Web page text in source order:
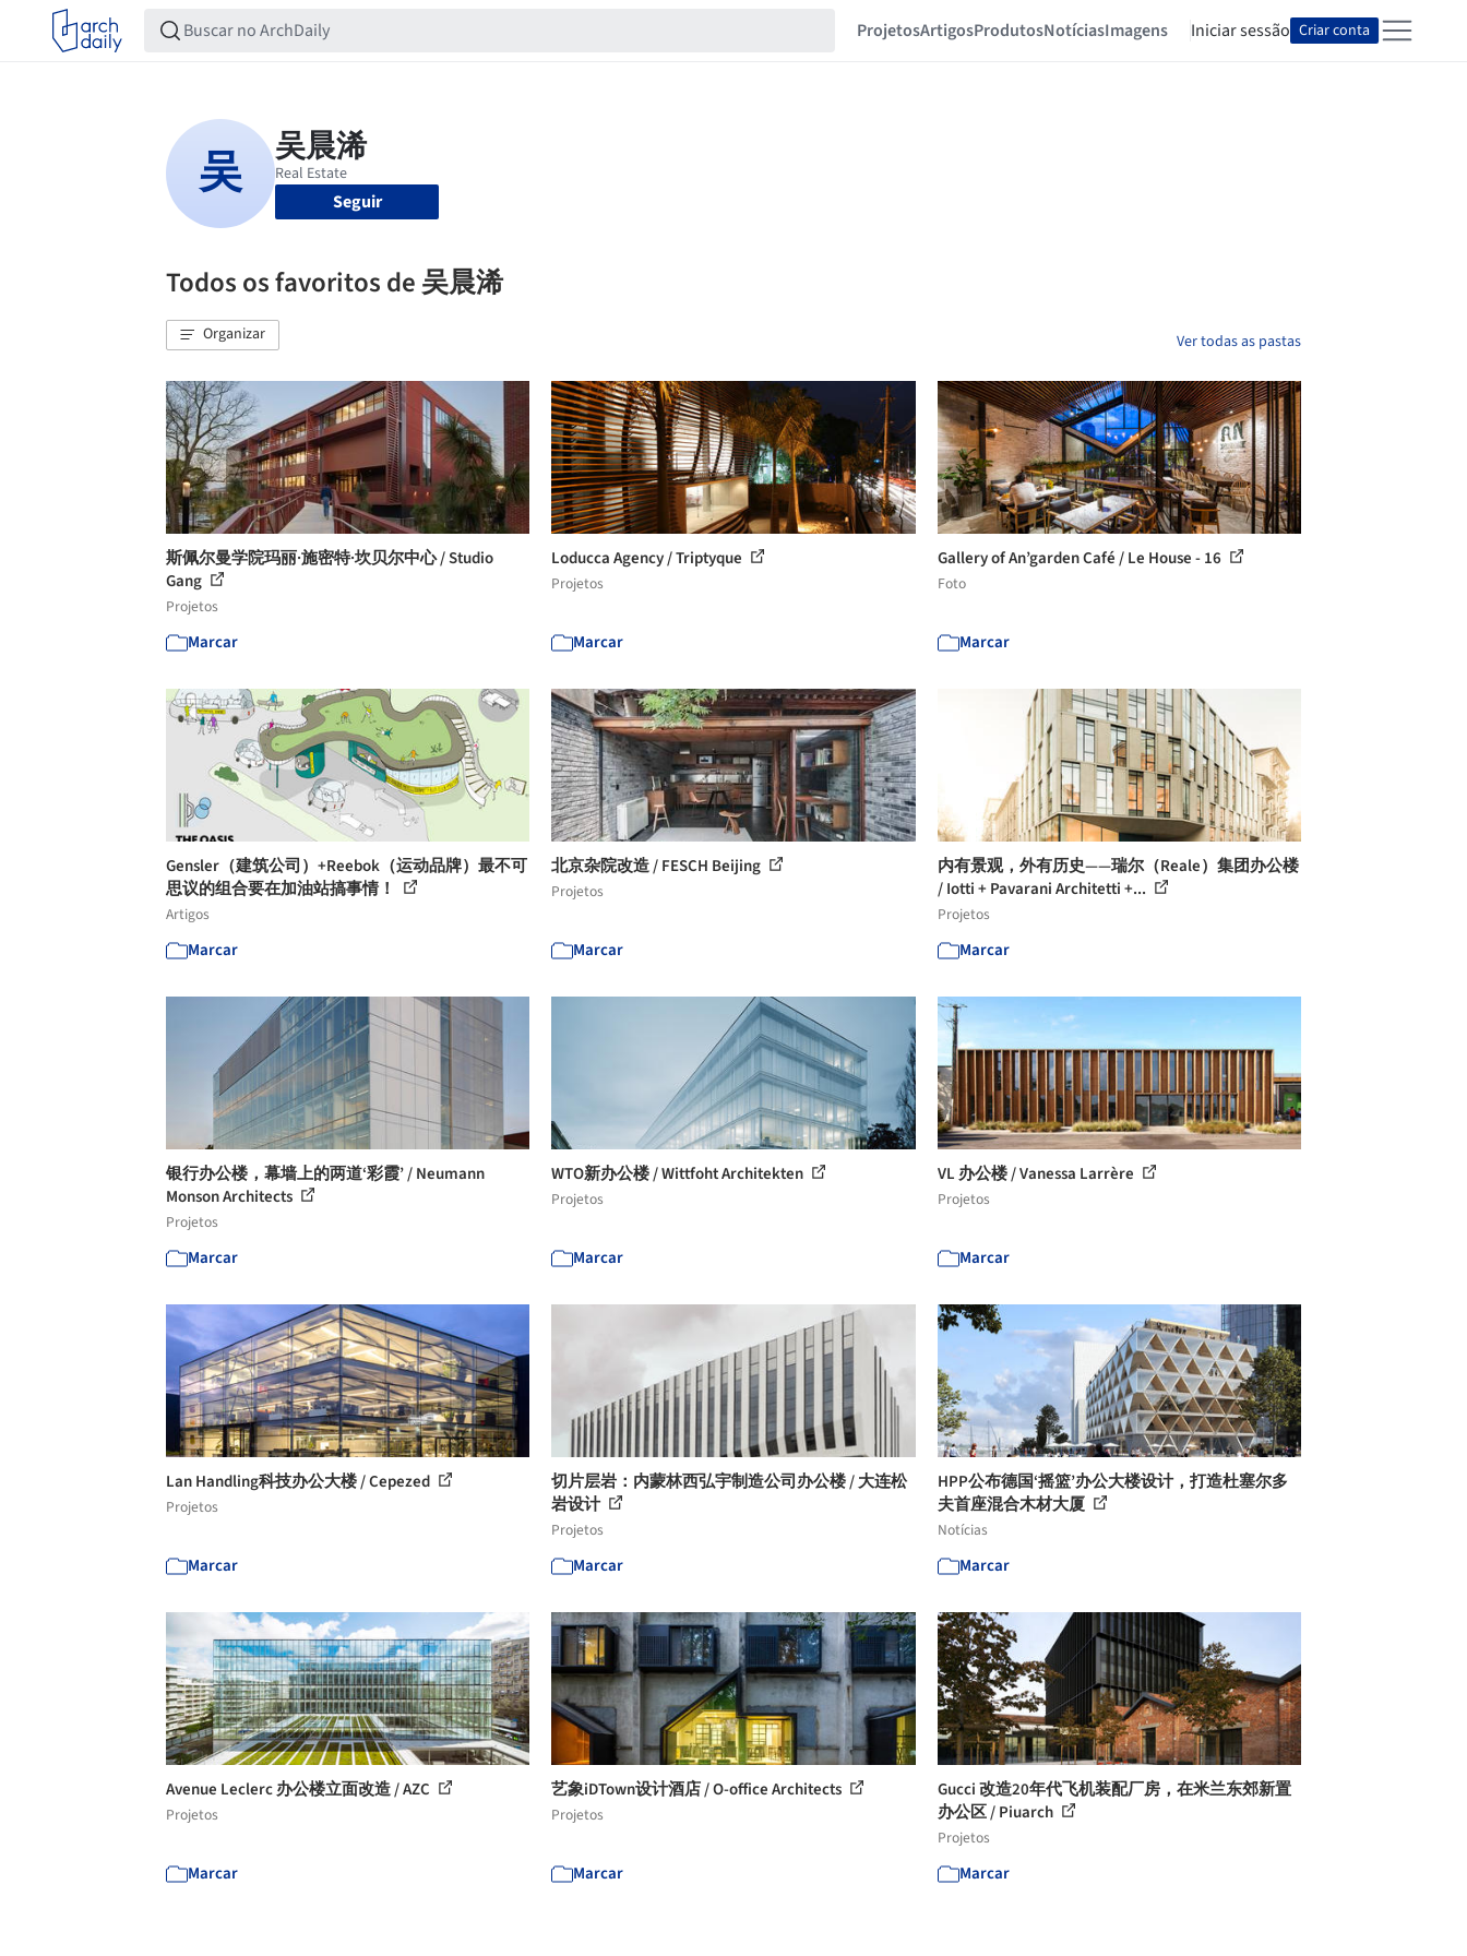
ProjetosArtigosProdutosNotíciasImagens Iniciar sessão Criar conta
Seguir
Todos os favoritos de 吴晨浠
Organizar Ver todas as pastas
斯佩尔曼学院玛丽·施密特·坎贝尔中心 / Studio
Gang
Projetos
Marcar
Loducca Agency / Triptyque
Projetos
Marcar
Gallery of An’garden Café / Le House - 16
Foto
Marcar
Gensler（建筑公司）+Reebok（运动品牌）最不可
思议的组合要在加油站搞事情！
Artigos
Marcar
北京杂院改造 / FESCH Beijing
Projetos
Marcar
内有景观，外有历史——瑞尔（Reale）集团办公楼
/ Iotti + Pavarani Architetti +...
Projetos
Marcar
银行办公楼，幕墙上的两道‘彩霞’ / Neumann
Monson Architects
Projetos
Marcar
WTO新办公楼 / Wittfoht Architekten
Projetos
Marcar
VL 办公楼 / Vanessa Larrère
Projetos
Marcar
Lan Handling科技办公大楼 / Cepezed
Projetos
Marcar
切片层岩：内蒙林西弘宇制造公司办公楼 / 大连松
岩设计
Projetos
Marcar
HPP公布德国‘摇篮’办公大楼设计，打造杜塞尔多
夫首座混合木材大厦
Notícias
Marcar
Avenue Leclerc 办公楼立面改造 / AZC
Projetos
Marcar
艺象iDTown设计酒店 / O-office Architects
Projetos
Marcar
Gucci 改造20年代飞机装配厂房，在米兰东郊新置
办公区 / Piuarch
Projetos
Marcar